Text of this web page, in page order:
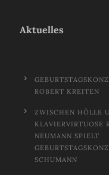
Aktuelles
ROBERT KREITEN
ZWISCHEN HÖLLE
KLAVIERVIRTUOSE
NEUMANN SPIELT
SCHUMANN